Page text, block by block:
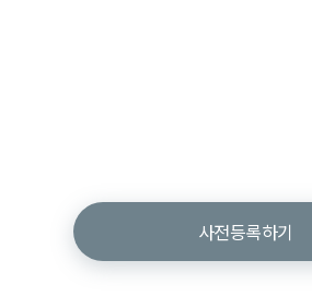
사전등록하기